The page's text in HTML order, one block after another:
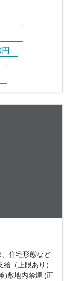
住宅形態など
（上限あり）
)敷地内禁煙 (正